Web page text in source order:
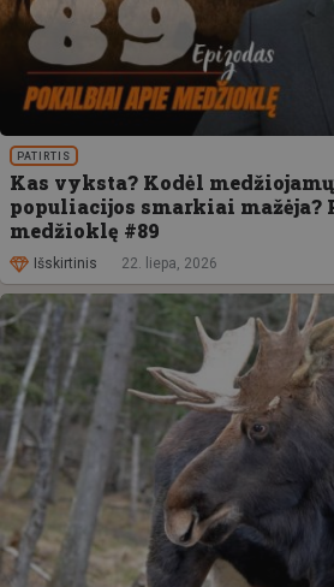
PATIRTIS
Kas vyksta? Kodėl
populiacijos smarkiai mažėja?
medžioklę #89
Išskirtinis 22. liepa, 2026